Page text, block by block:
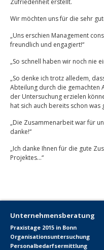
Zufriedenheit erstellt.
Wir möchten uns für die sehr
„Uns erschien Management
freundlich und engagiert!“
„So schnell haben wir noch nie
„So denke ich trotz alledem,
Abteilung durch die gemachten
der Untersuchung erzielen
hat sich auch bereits schon was
„Die Zusammenarbeit war für
danke!“
„Ich danke Ihnen für die gute
Projektes…“
Unternehmensberatung
Praxistage 2015 in Bonn
Organisationsuntersuchung
Personalbedarfsermittlung